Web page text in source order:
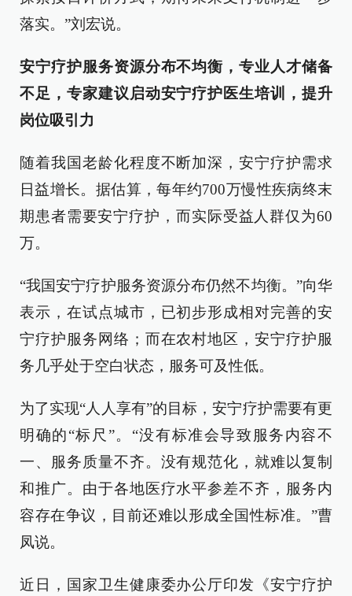
落实。”刘宏说。
安宁疗护服务资源分布不均衡，专业人才储备
不足，专家建议启动安宁疗护医生培训，提升
岗位吸引力
随着我国老龄化程度不断加深，安宁疗护需求
日益增长。据估算，每年约700万慢性疾病终末
期患者需要安宁疗护，而实际受益人群仅为60
万。
“我国安宁疗护服务资源分布仍然不均衡。”向华
表示，在试点城市，已初步形成相对完善的安
宁疗护服务网络；而在农村地区，安宁疗护服
务几乎处于空白状态，服务可及性低。
为了实现“人人享有”的目标，安宁疗护需要有更
明确的“标尺”。“没有标准会导致服务内容不
一、服务质量不齐。没有规范化，就难以复制
和推广。由于各地医疗水平参差不齐，服务内
容存在争议，目前还难以形成全国性标准。”曹
凤说。
近日，国家卫生健康委办公厅印发《安宁疗护